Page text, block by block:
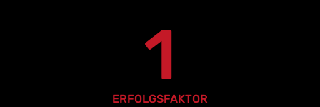
1
ERFOLGSFAKTOR